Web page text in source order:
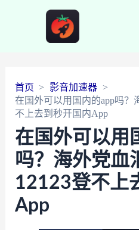
首页
影音加速器
在国外可以用国内的app吗？
不上去到秒开国内App
在国外可以用
吗？海外党血
12123登不上
App